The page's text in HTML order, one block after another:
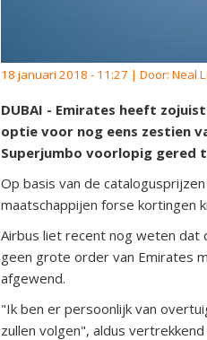
18 januari 2018 - 11:27 | Door: Neal
DUBAI - Emirates heeft
optie voor nog eens zestien
Superjumbo voorlopig gered
Op basis van de
maatschappijen forse kortingen
Airbus liet recent nog weten dat
geen grote order van Emirates
afgewend.
"Ik ben er persoonlijk van
zullen volgen", aldus